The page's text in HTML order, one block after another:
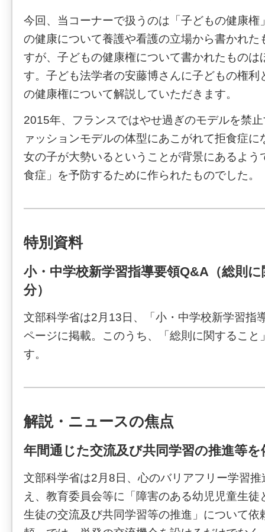
今回、当コーナーで扱うのは「子どもの健康権
の健康について養護や看護の立場から書かれた
すが、子どもの健康権について書かれたものは
す。子ども法学者の安藤博さんに子どもの権利
の健康権について解説していただきます。
2015年、フランスではやせ過ぎのモデルを禁
ァッションモデルの体型にあこがれて拒食症
女の子が大勢いるということが背景にあるよう
食症」を予防するために作られたものでした。
特別資料
小・中学校新学習指導要領Q&A（総則
分）
文部科学省は2月13日、「小・中学校新学習指
ページに掲載。このうち、「総則に関すること
す。
解説・ニュースの焦点
年間通じた交流及び共同学習の推進等を
文部科学省は2月8日、心のバリアフリー学習
え、教育委員会等に「障害のある幼児児童生徒
生徒の交流及び共同学習等の推進」について依